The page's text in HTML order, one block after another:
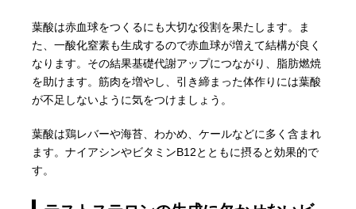
葉酸は赤血球をつくるにも大切な役割を果たします。ま
た、一酸化窒素も生成するので赤血球が増えて結構が良く
なります。その結果基礎代謝アップにつながり、脂肪燃焼
を助けます。筋肉を増やし、引き締まった体作りには葉酸
が不足しないように気をつけましょう。
葉酸は鶏レバーや海苔、わかめ、ケールなどに多く含まれ
ます。ナイアシンやビタミンB12とともに摂ると効果的で
す。